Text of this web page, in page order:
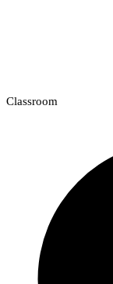
Classroom